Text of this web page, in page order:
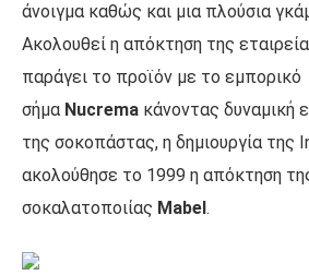
άνοιγμα καθώς και μια πλούσια
Ακολουθεί η απόκτηση της
παράγει το προϊόν με το εμπορικό
σήμα Nucrema κάνοντας δυναμική
της σοκοπάστας, η δημιουργία της
ακολούθησε το 1999 η απόκτηση
σοκαλατοποιίας Mabel.